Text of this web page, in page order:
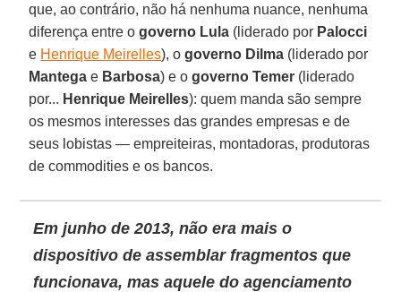
que, ao contrário, não há nenhuma nuance, nenhuma
diferença entre ogoverno Lula (liderado por Palocci
e Henrique Meirelles), o governo Dilma (liderado por
Mantega e Barbosa) e o governo Temer (liderado
por... Henrique Meirelles): quem manda são sempre
os mesmos interesses das grandes empresas e de
seus lobistas — empreiteiras, montadoras, produtoras
de commodities e os bancos.
Em junho de 2013, não era mais o
dispositivo de assemblar fragmentos que
funcionava, mas aquele do agenciamento